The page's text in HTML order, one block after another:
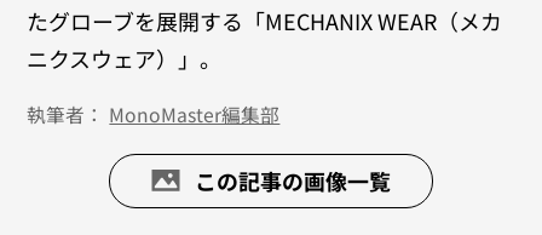
たグローブを展開する「MECHANIX WEAR（メカ
ニクスウェア）」。
執筆者： MonoMaster編集部
この記事の画像一覧